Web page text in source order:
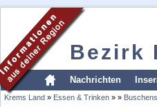
Bezirk
Nachrichten
Krems Land » Essen & Trinken » »